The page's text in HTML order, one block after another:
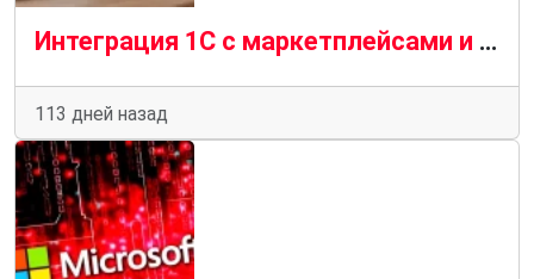
Интеграция 1С с маркетплейсами и службами доставки в 2026: кейсы и стоимость на примере Wildberries, Ozon, Яндекс Доставка
113 дней назад